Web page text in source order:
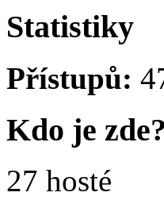
Statistiky
Přístupů:
Kdo je zde?
27 hosté